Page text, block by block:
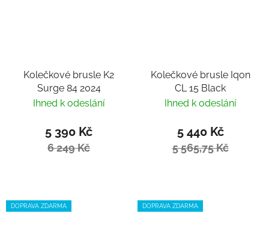
Kolečkové brusle K2
Surge 84 2024
Ihned k odeslání
5 390 Kč
6 249 Kč
Kolečkové brusle Iqon
CL 15 Black
Ihned k odeslání
5 440 Kč
5 565,75 Kč
DOPRAVA ZDARMA DOPRAVA ZDARMA